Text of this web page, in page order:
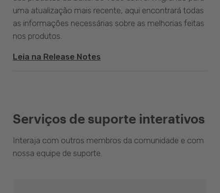
uma atualização mais recente, aqui encontrará todas
as informações necessárias sobre as melhorias feitas
nos produtos.
Leia na Release Notes
Serviços de suporte interativos
Interaja com outros membros da comunidade e com
nossa equipe de suporte.